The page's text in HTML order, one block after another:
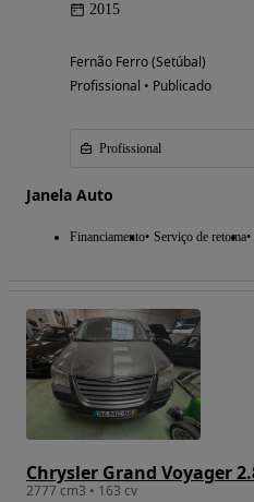
2015
Fernão Ferro (Setúbal)
Profissional • Publicado
Profissional
Janela Auto
Financiamento Serviço de retoma
2777 cm3 • 163 cv